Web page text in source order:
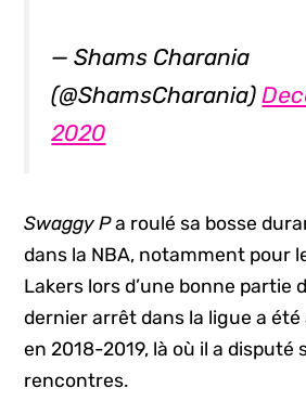
— Shams Charania
(@ShamsCharania)
2020
Swaggy Pa roulé sa bosse
dans la NBA, notamment pour
Lakers lors d’une bonne partie
dernier arrêt dans la ligue a
en 2018-2019, là où il a disputé
rencontres.